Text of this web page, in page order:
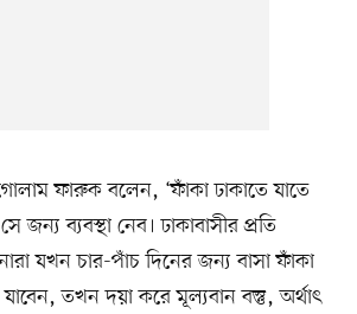
ফারুক বলেন, ‘ফাঁকা ঢাকাতে যাতে
জন্য ব্যবস্থা নেব। ঢাকাবাসীর প্রতি
যখন চার-পাঁচ দিনের জন্য বাসা ফাঁকা
যাবেন, তখন দয়া করে মূল্যবান বস্তু, অর্থাৎ